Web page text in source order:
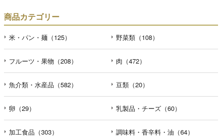
商品カテゴリー
米・パン・麺（125） 野菜類（108）
フルーツ・果物（208） 肉（472）
魚介類・水産品（582） 豆類（20）
卵（29） 乳製品・チーズ（60）
加工食品（303） 調味料・香辛料・油（64）